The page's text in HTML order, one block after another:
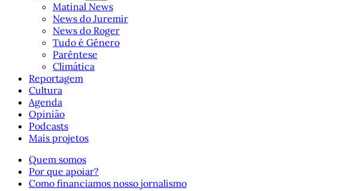
Matinal News
News do Juremir
News do Roger
Tudo é Gênero
Parêntese
Climática
Reportagem
Cultura
Agenda
Opinião
Podcasts
Mais projetos
Quem somos
Por que apoiar?
Como financiamos nosso jornalismo